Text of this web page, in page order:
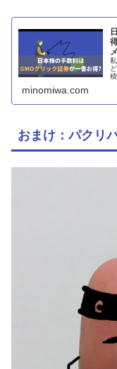
minomiwa.com
おまけ：パクリ